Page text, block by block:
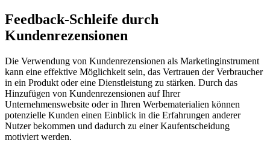
Feedback-Schleife durch
Kundenrezensionen
Die Verwendung von Kundenrezensionen als Marketinginstrument
kann eine effektive Möglichkeit sein, das Vertrauen der Verbraucher
in ein Produkt oder eine Dienstleistung zu stärken. Durch das
Hinzufügen von Kundenrezensionen auf Ihrer
Unternehmenswebsite oder in Ihren Werbematerialien können
potenzielle Kunden einen Einblick in die Erfahrungen anderer
Nutzer bekommen und dadurch zu einer Kaufentscheidung
motiviert werden.